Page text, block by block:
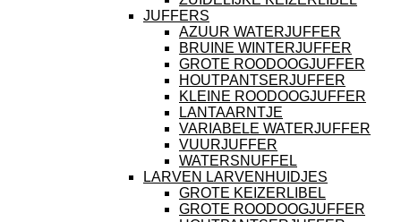
JUFFERS
AZUUR WATERJUFFER
BRUINE WINTERJUFFER
GROTE ROODOOGJUFFER
HOUTPANTSERJUFFER
KLEINE ROODOOGJUFFER
LANTAARNTJE
VARIABELE WATERJUFFER
VUURJUFFER
WATERSNUFFEL
LARVEN LARVENHUIDJES
GROTE KEIZERLIBEL
GROTE ROODOOGJUFFER